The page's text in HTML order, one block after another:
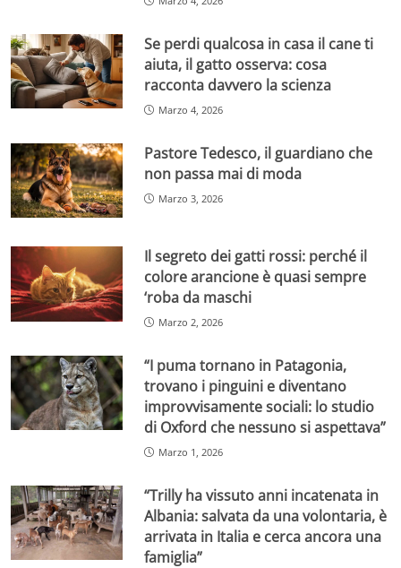
Se perdi qualcosa in casa il cane ti
aiuta, il gatto osserva: cosa
racconta davvero la scienza
Marzo 4, 2026
Pastore Tedesco, il guardiano che
non passa mai di moda
Marzo 3, 2026
Il segreto dei gatti rossi: perché il
colore arancione è quasi sempre
‘roba da maschi
Marzo 2, 2026
“I puma tornano in Patagonia,
trovano i pinguini e diventano
improvvisamente sociali: lo studio
di Oxford che nessuno si aspettava”
Marzo 1, 2026
“Trilly ha vissuto anni incatenata in
Albania: salvata da una volontaria, è
arrivata in Italia e cerca ancora una
famiglia”